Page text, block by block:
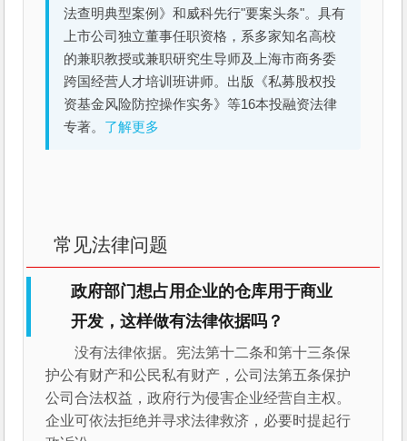
法查明典型案例》和威科先行"要案头条"。具有
上市公司独立董事任职资格，系多家知名高校
的兼职教授或兼职研究生导师及上海市商务委
跨国经营人才培训班讲师。出版《私募股权投
资基金风险防控操作实务》等16本投融资法律
专著。 了解更多
常见法律问题
政府部门想占用企业的仓库用于商业
开发，这样做有法律依据吗？
没有法律依据。宪法第十二条和第十三条保
护公有财产和公民私有财产，公司法第五条保护
公司合法权益，政府行为侵害企业经营自主权。
企业可依法拒绝并寻求法律救济，必要时提起行